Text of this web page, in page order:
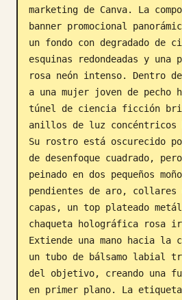
marketing de Canva. La
banner promocional
un fondo con degradado de
esquinas redondeadas y una
rosa neón intenso. Dentro
a una mujer joven de pecho
túnel de ciencia ficción
anillos de luz concéntricos
Su rostro está oscurecido
de desenfoque cuadrado,
peinado en dos pequeños
pendientes de aro, collares
capas, un top plateado
chaqueta holográfica rosa
Extiende una mano hacia la
un tubo de bálsamo labial
del objetivo, creando una
en primer plano. La